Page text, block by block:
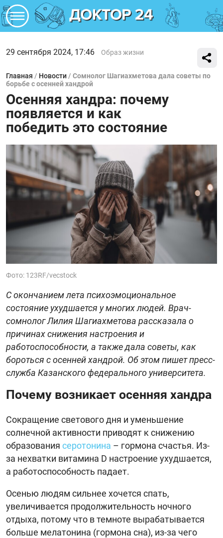
29 сентября 2024, 17:46 Образ жизни
Главная / Новости / Сомнолог Шагиахметова дала советы по
борьбе с осенней хандрой
Осенняя хандра: почему
появляется и как
победить это состояние
Фото: 123RF/vecstock
С окончанием лета психоэмоциональное
состояние ухудшается у многих людей. Врач-
сомнолог Лилия Шагиахметова рассказала о
причинах снижения настроения и
работоспособности, а также дала советы, как
бороться с осенней хандрой. Об этом пишет пресс-
служба Казанского федерального университета.
Почему возникает осенняя хандра
Сокращение светового дня и уменьшение
солнечной активности приводят к снижению
образования серотонина – гормона счастья. Из-
за нехватки витамина D настроение ухудшается,
а работоспособность падает.
Осенью людям сильнее хочется спать,
увеличивается продолжительность ночного
отдыха, потому что в темноте вырабатывается
больше мелатонина (гормона сна), из-за чего